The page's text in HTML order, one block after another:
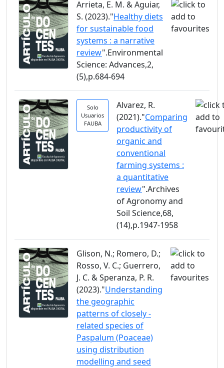
Arrieta, E. M. & Aguiar,
S. (2023)."Healthy diets
for sustainable food
systems : a narrative
review".Environmental
Science: Advances,2,
(5),p.684-694
Solo
Usuarios
FAUBA
Alvarez, R.
(2021)."Comparing
productivity of
organic and
conventional
farming systems :
a quantitative
review".Archives
of Agronomy and
Soil Science,68,
(14),p.1947-1958
Glison, N.; Romero, D.;
Rosso, V. C.; Guerrero,
J. C. & Speranza, P. R.
(2023)."Understanding
the geographic
patterns of closely -
related species of
Paspalum (Poaceae)
using distribution
modelling and seed